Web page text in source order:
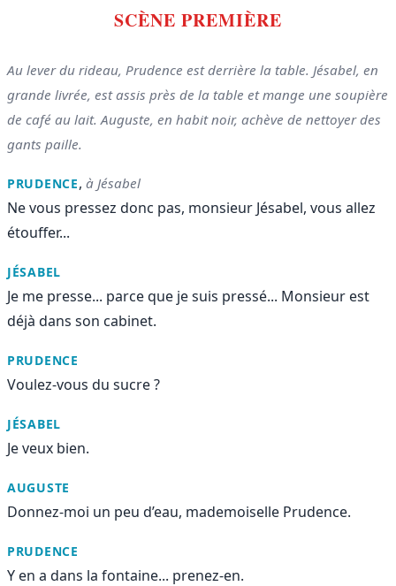
SCÈNE PREMIÈRE
Au lever du rideau, Prudence est derrière la table. Jésabel, en
grande livrée, est assis près de la table et mange une soupière
de café au lait. Auguste, en habit noir, achève de nettoyer des
gants paille.
PRUDENCE, à Jésabel
Ne vous pressez donc pas, monsieur Jésabel, vous allez
étouffer...
JÉSABEL
Je me presse... parce que je suis pressé... Monsieur est
déjà dans son cabinet.
PRUDENCE
Voulez-vous du sucre ?
JÉSABEL
Je veux bien.
AUGUSTE
Donnez-moi un peu d’eau, mademoiselle Prudence.
PRUDENCE
Y en a dans la fontaine... prenez-en.